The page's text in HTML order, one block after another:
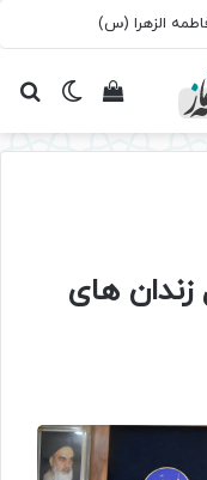
الزهرا (س)
تغییرمشاهده
زندان های